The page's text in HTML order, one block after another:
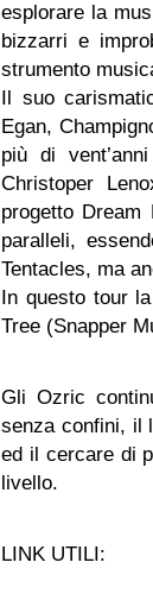
esplorare la
bizzarri e
strumento
Il suo
Egan,
più di
Christoper
progetto Dream
paralleli,
Tentacles, ma
In questo tour
Tree (Snapper
Gli Ozric
senza confini, il
ed il cercare di
livello.
LINK UTILI: